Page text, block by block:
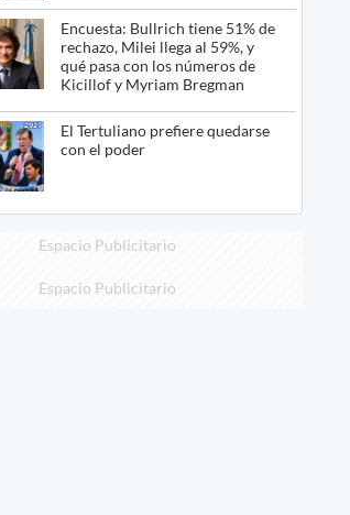
Encuesta: Bullrich tiene 51% de
rechazo, Milei llega al 59%, y
qué pasa con los números de
Kicillof y Myriam Bregman
El Tertuliano prefiere quedarse
con el poder
Espacio Publicitario
Espacio Publicitario